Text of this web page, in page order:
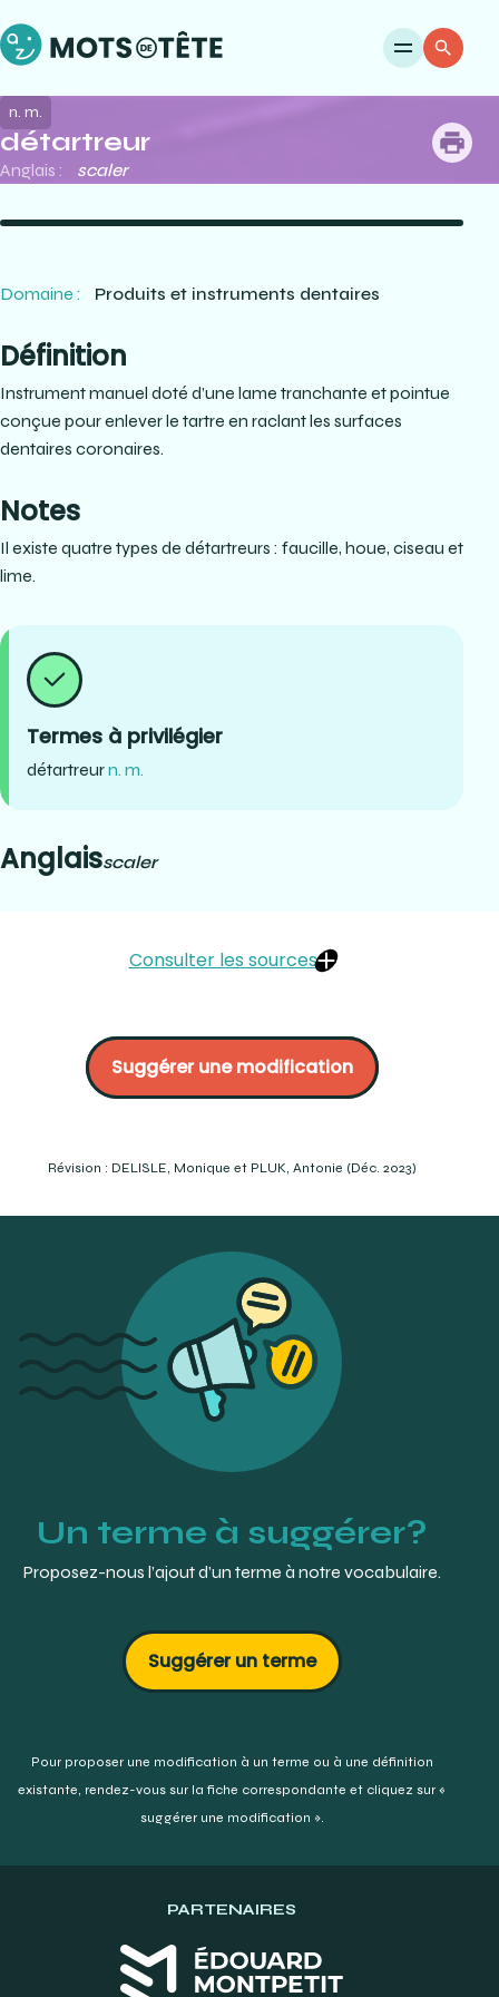
détartreur
n. m.
Anglais : scaler
Domaine : Produits et instruments dentaires
Définition
Instrument manuel doté d’une lame tranchante et pointue
conçue pour enlever le tartre en raclant les surfaces
dentaires coronaires.
Notes
Il existe quatre types de détartreurs : faucille, houe, ciseau et
lime.
Termes à privilégier
détartreurn. m.
Anglaisscaler
Consulter les sources
traitement en hygiène dentaire, 1991, Gaëtan Morin
Éditeur’ Boucherville, Qc, Canada, p. 565.
Lexique pour l’examen de certification nationale en
Montpetit, 2014)
practice, 5th edition, Elsevier.
Instrumentation & Advanced Root Instrumentation,
Eighth Edition, Wolters Kluwer
LEMIEUX, Bertand. (2001). « détartreur ». Dictionnaire des
termes de médecine dentaire en usage au Québec.
Beaupré, Québec.
Fehrenbach, M. (2020). « scaler ». Mosby’s Dental
Dictionary, Fourth Edition. Elsevier
IRELAND R. (2020). « scaler ». A Dictionary of Dentistry. 2e
éd. Oxford University Press
Suggérer une modification
Révision : DELISLE, Monique et PLUK, Antonie (Déc. 2023)
Un terme à suggérer?
Proposez-nous l’ajout d’un terme à notre vocabulaire.
Suggérer un terme
Pour proposer une modification à un terme ou à une définition
existante, rendez-vous sur la fiche correspondante et cliquez sur «
suggérer une modification ».
PARTENAIRES